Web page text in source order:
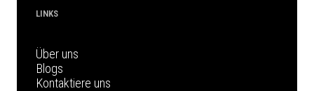
LINKS
Über uns
Blogs
Kontaktiere uns